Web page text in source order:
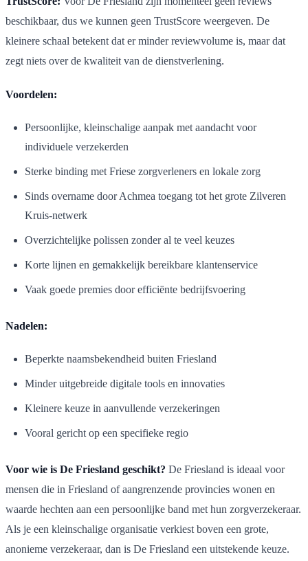
beschikbaar, dus we kunnen geen TrustScore weergeven. De
kleinere schaal betekent dat er minder reviewvolume is, maar dat
zegt niets over de kwaliteit van de dienstverlening.
Voordelen:
Persoonlijke, kleinschalige aanpak met aandacht voor
individuele verzekerden
Sterke binding met Friese zorgverleners en lokale zorg
Sinds overname door Achmea toegang tot het grote Zilveren
Kruis-netwerk
Overzichtelijke polissen zonder al te veel keuzes
Korte lijnen en gemakkelijk bereikbare klantenservice
Vaak goede premies door efficiënte bedrijfsvoering
Nadelen:
Beperkte naamsbekendheid buiten Friesland
Minder uitgebreide digitale tools en innovaties
Kleinere keuze in aanvullende verzekeringen
Vooral gericht op een specifieke regio
Voor wie is De Friesland geschikt? De Friesland is ideaal voor
mensen die in Friesland of aangrenzende provincies wonen en
waarde hechten aan een persoonlijke band met hun zorgverzekeraar.
Als je een kleinschalige organisatie verkiest boven een grote,
anonieme verzekeraar, dan is De Friesland een uitstekende keuze.